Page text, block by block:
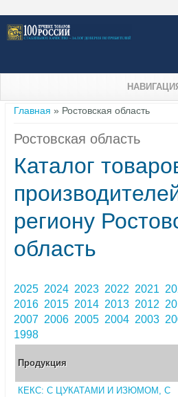
Вы здесь
Главная » Ростовская область
Ростовская область
Каталог
региону
область
2025 2024 2023 2022 2021
2016 2015 2014 2013 2012
2007 2006 2005 2004 2003
1998
Продукция
КЕКС: С ЦУКАТАМИ И ИЗЮМОМ, С